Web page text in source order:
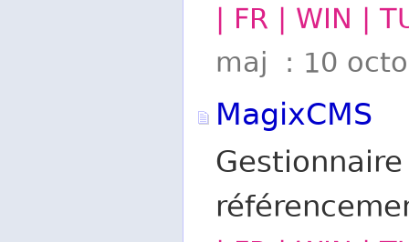
| FR | WIN |
maj : 10
MagixCMS